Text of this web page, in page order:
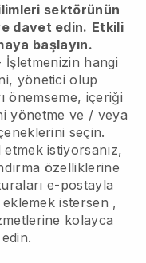
sektörünün
davet edin. Etkili
başlayın.
İşletmenizin hangi
yönetici olup
önemseme, içeriği
yönetme ve / veya
seçin.
istiyorsanız,
özelliklerine
e-postayla
istersen ,
kolayca